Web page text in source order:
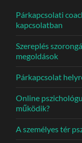
Párkapcsolati
kapcsolatban
Szereplés
megoldások
Párkapcsolat
Online
működik?
A személyes tér